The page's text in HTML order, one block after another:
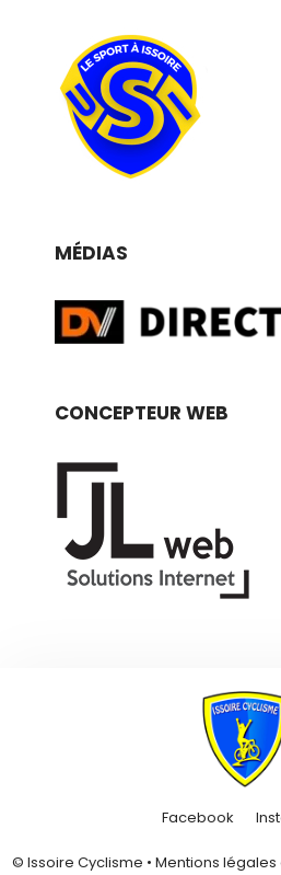
MÉDIAS
CONCEPTEUR WEB
Facebook
© Issoire Cyclisme • Mentions